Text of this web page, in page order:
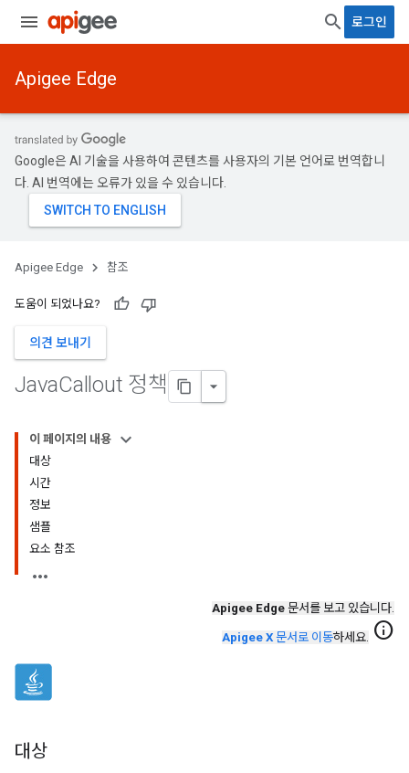
로그인
Apigee Edge
Google은 AI 기술을 사용하여 콘텐츠를 사용자의 기본 언어로 번역합니
다. AI 번역에는 오류가 있을 수 있습니다.
Apigee Edge 참조
도움이 되었나요?
의견 보내기
JavaCallout 정책
이 페이지의 내용
대상
시간
정보
샘플
요소 참조
Apigee Edge 문서를 보고 있습니다.
Apigee X 문서로 이동하세요. info
대상